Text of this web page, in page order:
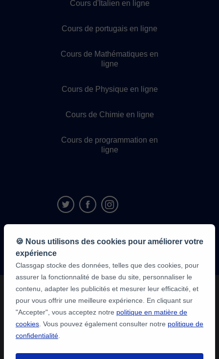
Cours d'Italien en ligne
Cours de portugais en ligne
Cours de Mathématiques en
ligne
Cours de Physique en ligne
Cours de Chimie en ligne
Cours de programmation en
ligne
9,6/10
avis
🍪 Nous utilisons des cookies pour améliorer votre
expérience
Classgap stocke des données, telles que des cookies, pour
assurer la fonctionnalité de base du site, personnaliser le
contenu, adapter les publicités et mesurer leur efficacité, et
pour vous offrir une meilleure expérience. En cliquant sur
"Accepter", vous acceptez notre politique en matière de
cookies . Vous pouvez également consulter notre politique de
confidentialité